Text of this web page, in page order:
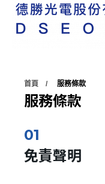
首頁 服務條款
服務條款
免責聲明